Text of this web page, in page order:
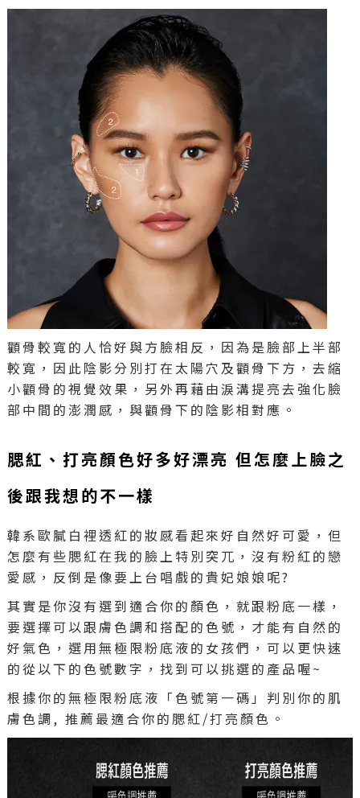
顴骨較寬的人恰好與方臉相反，因為是臉部上半部
較寬，因此陰影分別打在太陽穴及顴骨下方，去縮
小顴骨的視覺效果，另外再藉由淚溝提亮去強化臉
部中間的澎潤感，與顴骨下的陰影相對應。
腮紅、打亮顏色好多好漂亮 但怎麼上臉之
後跟我想的不一樣
韓系歐膩白裡透紅的妝感看起來好自然好可愛，但
怎麼有些腮紅在我的臉上特別突兀，沒有粉紅的戀
愛感，反倒是像要上台唱戲的貴妃娘娘呢?
其實是你沒有選到適合你的顏色，就跟粉底一樣，
要選擇可以跟膚色調和搭配的色號，才能有自然的
好氣色，選用無極限粉底液的女孩們，可以更快速
的從以下的色號數字，找到可以挑選的產品喔~
根據你的無極限粉底液「色號第一碼」判別你的肌
膚色調, 推薦最適合你的腮紅/打亮顏色。